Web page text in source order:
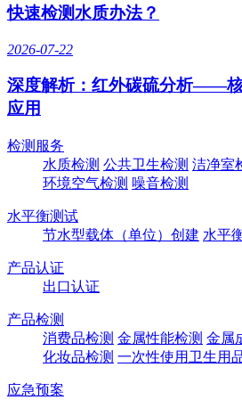
快速检测水质办法？
2026-07-22
深度解析：红外碳硫分析——
应用
检测服务
水质检测 公共卫生检测 洁净室
环境空气检测 噪音检测
水平衡测试
节水型载体（单位）创建 水平
产品认证
出口认证
产品检测
消费品检测 金属性能检测 金属
化妆品检测 一次性使用卫生用
应急预案